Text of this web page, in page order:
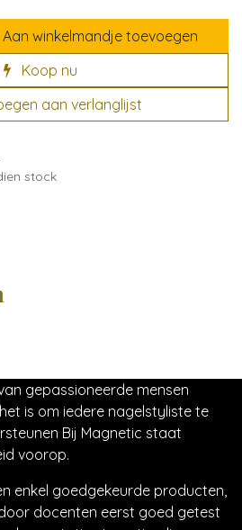
Aan winkelmandje toevoegen
Koop nu
aan verlanglijst
stock
gepassioneerde mensen
is om iedere nagelstyliste te
Bij Magnetic staat
voorop.
enkel goedgekeurde producten,
docenten eerst goed getest